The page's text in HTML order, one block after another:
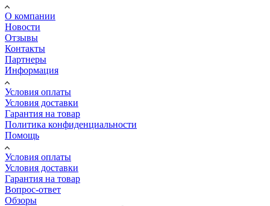
О компании
Новости
Отзывы
Контакты
Партнеры
Информация
Условия оплаты
Условия доставки
Гарантия на товар
Политика конфиденциальности
Помощь
Условия оплаты
Условия доставки
Гарантия на товар
Вопрос-ответ
Обзоры